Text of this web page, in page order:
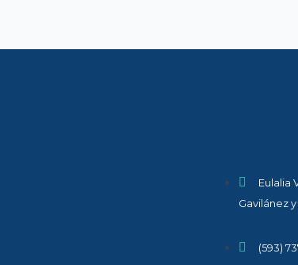
Eulalia
Gavilánez
(593)